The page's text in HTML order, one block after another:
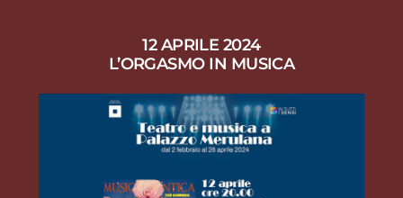
12 APRILE 2024
L’ORGASMO IN MUSICA